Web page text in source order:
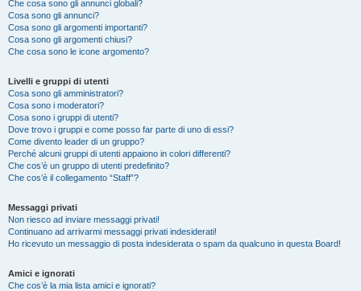
Che cosa sono gli annunci globali?
Cosa sono gli annunci?
Cosa sono gli argomenti importanti?
Cosa sono gli argomenti chiusi?
Che cosa sono le icone argomento?
Livelli e gruppi di utenti
Cosa sono gli amministratori?
Cosa sono i moderatori?
Cosa sono i gruppi di utenti?
Dove trovo i gruppi e come posso far parte di uno di essi?
Come divento leader di un gruppo?
Perché alcuni gruppi di utenti appaiono in colori differenti?
Che cos’è un gruppo di utenti predefinito?
Che cos’è il collegamento “Staff”?
Messaggi privati
Non riesco ad inviare messaggi privati!
Continuano ad arrivarmi messaggi privati indesiderati!
Ho ricevuto un messaggio di posta indesiderata o spam da qualcuno in questa Board!
Amici e ignorati
Che cos’è la mia lista amici e ignorati?